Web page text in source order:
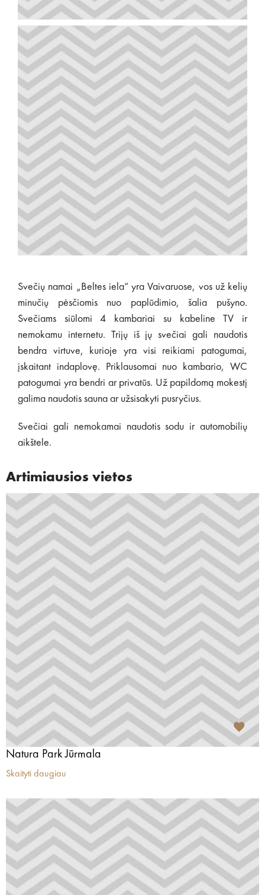
Svečių namai „Beltes iela“ yra Vaivaruose, vos už kelių
minučių pėsčiomis nuo paplūdimio, šalia pušyno.
Svečiams siūlomi 4 kambariai su kabeline TV ir
nemokamu internetu. Trijų iš jų svečiai gali naudotis
bendra virtuve, kurioje yra visi reikiami patogumai,
įskaitant indaplovę. Priklausomai nuo kambario, WC
patogumai yra bendri ar privatūs. Už papildomą mokestį
galima naudotis sauna ar užsisakyti pusryčius.
Svečiai gali nemokamai naudotis sodu ir automobilių
aikštele.
Artimiausios vietos
Natura Park Jūrmala
Skaityti daugiau